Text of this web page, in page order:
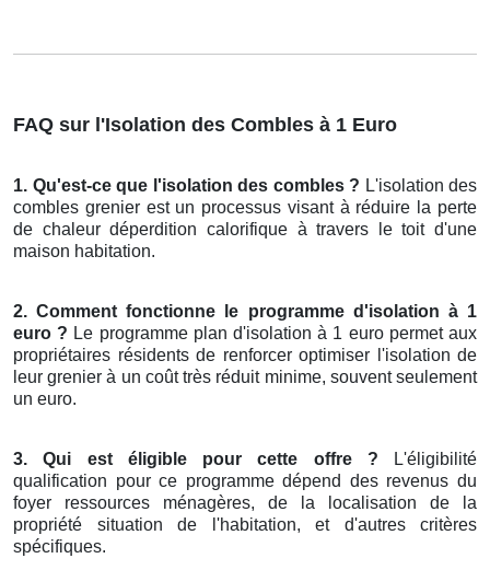
FAQ sur l'Isolation des Combles à 1 Euro
1. Qu'est-ce que l'isolation des combles ? L'isolation des
combles grenier est un processus visant à réduire la perte
de chaleur déperdition calorifique à travers le toit d'une
maison habitation.
2. Comment fonctionne le programme d'isolation à 1
euro ? Le programme plan d'isolation à 1 euro permet aux
propriétaires résidents de renforcer optimiser l'isolation de
leur grenier à un coût très réduit minime, souvent seulement
un euro.
3. Qui est éligible pour cette offre ? L'éligibilité
qualification pour ce programme dépend des revenus du
foyer ressources ménagères, de la localisation de la
propriété situation de l'habitation, et d'autres critères
spécifiques.